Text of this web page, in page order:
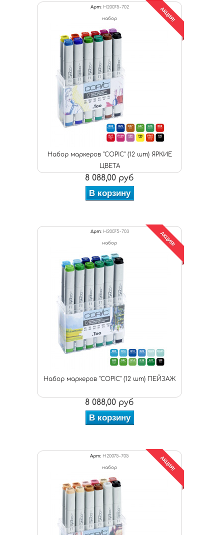
Арт: H20075-702
набор
Набор маркеров "COPIC" (12 шт) ЯРКИЕ
ЦВЕТА
АКЦИЯ!
8 088,00 руб
В корзину
Арт: H20075-703
набор
Набор маркеров "COPIC" (12 шт) ПЕЙЗАЖ
АКЦИЯ!
8 088,00 руб
В корзину
Арт: H20075-705
набор АКЦИЯ!